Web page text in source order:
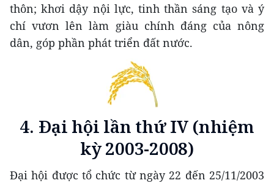
thôn; khơi dậy nội lực, tinh thần sáng tạo và ý
chí vươn lên làm giàu chính đáng của nông
dân, góp phần phát triển đất nước.
4. Đại hội lần thứ IV (nhiệm
kỳ 2003-2008)
Đại hội được tổ chức từ ngày 22 đến 25/11/2003